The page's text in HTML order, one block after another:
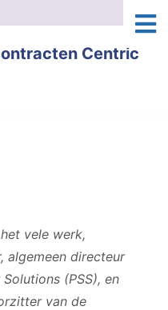
Centric
vele werk,
algemeen directeur
(PSS), en
van de